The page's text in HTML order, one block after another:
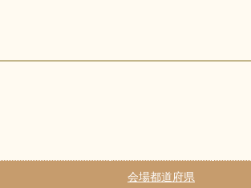
会場都道府県